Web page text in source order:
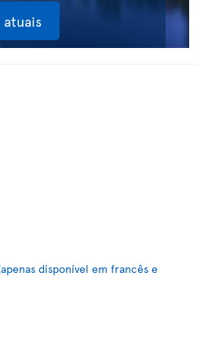
disponível em francês e